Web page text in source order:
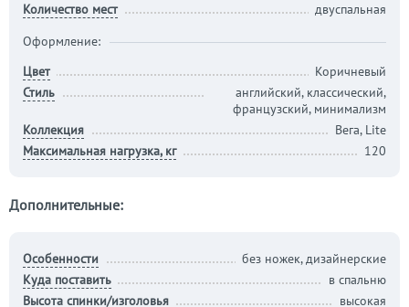
Количество мест
двуспальная
Оформление:
Цвет
Коричневый
Стиль
английский, классический,
французский, минимализм
Коллекция
Вега, Lite
Максимальная нагрузка, кг
120
Дополнительные:
Особенности
без ножек, дизайнерские
Куда поставить
в спальню
Высота спинки/изголовья
высокая